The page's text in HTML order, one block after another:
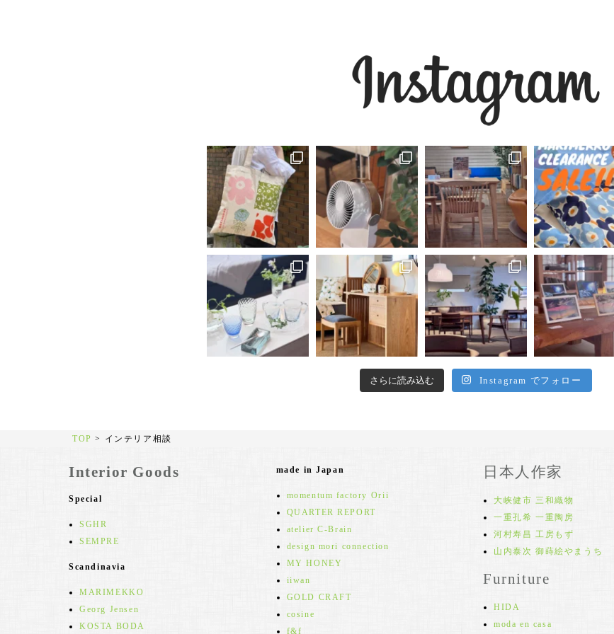
さらに読み込む Instagram でフォロー
TOP > インテリア相談
Interior Goods
Special
SGHR
SEMPRE
Scandinavia
MARIMEKKO
Georg Jensen
KOSTA BODA
made in Japan
momentum factory Orii
QUARTER REPORT
atelier C-Brain
design mori connection
MY HONEY
iiwan
GOLD CRAFT
cosine
f&f
日本人作家
大峡健市 三和織物
一重孔希 一重陶房
河村寿昌 工房もず
山内泰次 御蒔絵やまうち
Furniture
HIDA
moda en casa